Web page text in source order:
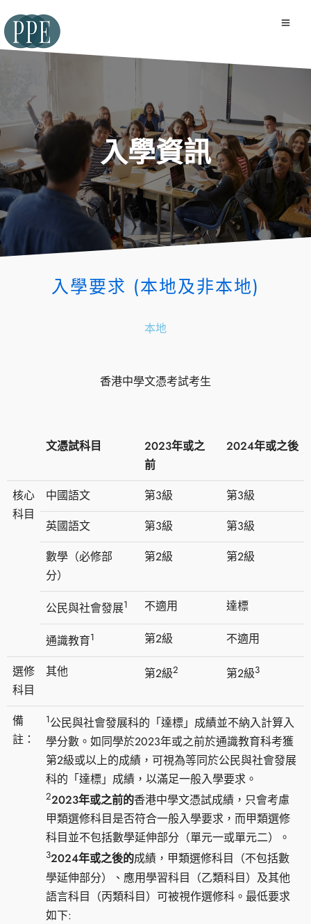
入學資訊
入學要求 (本地及非本地)
本地
香港中學文憑考試考生
文憑試科目
2023年或之
前
2024年或之後
核心
科目
中國語文 第3級
第3級
英國語文
第3級
第3級
數學（必修部
分）
第2級 第2級
公民與社會發展1 不適用 達標
通識教育1 第2級 不適用
選修
科目
其他 第2級2 第2級3
備
註：
1公民與社會發展科的「達標」成績並不納入計算入
學分數。如同學於2023年或之前於通識教育科考獲
第2級或以上的成績，可視為等同於公民與社會發展
科的「達標」成績，以滿足一般入學要求。
22023年或之前的香港中學文憑試成績，只會考慮
甲類選修科目是否符合一般入學要求，而甲類選修
科目並不包括數學延伸部分（單元一或單元二）。
32024年或之後的成績，甲類選修科目（不包括數
學延伸部分）、應用學習科目（乙類科目）及其他
語言科目（丙類科目）可被視作選修科。最低要求
如下: